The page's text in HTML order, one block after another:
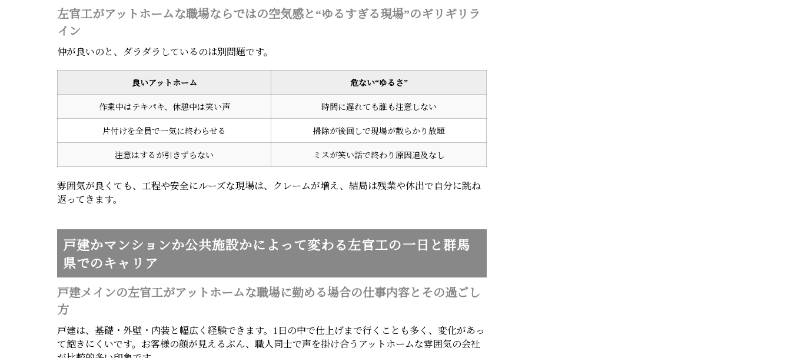
左官工がアットホームな職場ならではの空気感と“ゆるすぎる現場”のギリギリラ
イン
仲が良いのと、ダラダラしているのは別問題です。
良いアットホーム 危ない“ゆるさ”
作業中はテキパキ、休憩中は笑い声 時間に遅れても誰も注意しない
片付けを全員で一気に終わらせる 掃除が後回しで現場が散らかり放題
注意はするが引きずらない ミスが笑い話で終わり原因追及なし
雰囲気が良くても、工程や安全にルーズな現場は、クレームが増え、結局は残業や休出で自分に跳ね
返ってきます。
戸建かマンションか公共施設かによって変わる左官工の一日と群馬
県でのキャリア
戸建メインの左官工がアットホームな職場に勤める場合の仕事内容とその過ごし
方
戸建は、基礎・外壁・内装と幅広く経験できます。1日の中で仕上げまで行くことも多く、変化があっ
て飽きにくいです。お客様の顔が見えるぶん、職人同士で声を掛け合うアットホームな雰囲気の会社